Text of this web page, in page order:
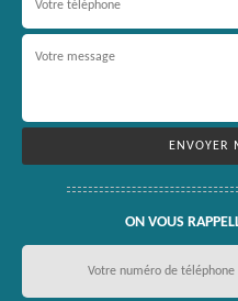
ON VOUS